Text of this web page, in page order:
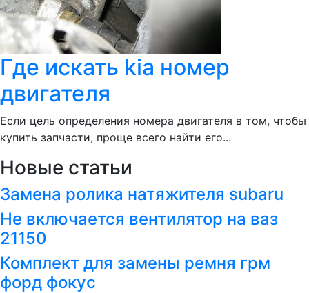
Где искать kia номер
двигателя
Если цель определения номера двигателя в том, чтобы
купить запчасти, проще всего найти его...
Новые статьи
Замена ролика натяжителя subaru
Не включается вентилятор на ваз
21150
Комплект для замены ремня грм
форд фокус